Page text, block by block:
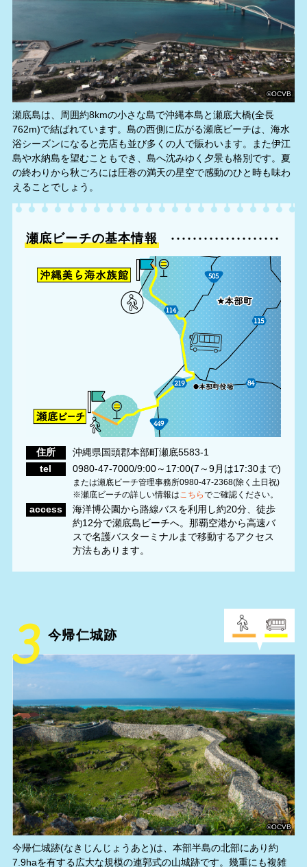
©OCVB
瀬底島は、周囲約8kmの小さな島で沖縄本島と瀬底大橋(全長
762m)で結ばれています。島の西側に広がる瀬底ビーチは、海水
浴シーズンになると売店も並び多くの人で賑わいます。また伊江
島や水納島を望むこともでき、島へ沈みゆく夕景も格別です。夏
の終わりから秋ごろには圧巻の満天の星空で感動のひと時も味わ
えることでしょう。
瀬底ビーチの基本情報
住所
沖縄県国頭郡本部町瀬底5583-1
tel
0980-47-7000/9:00～17:00(7～9月は17:30まで)
または瀬底ビーチ管理事務所0980-47-2368(除く土日祝)
※瀬底ビーチの詳しい情報はこちらでご確認ください。
access
海洋博公園から路線バスを利用し約20分、徒歩
約12分で瀬底島ビーチへ。那覇空港から高速バ
スで名護バスターミナルまで移動するアクセス
方法もあります。
今帰仁城跡
©OCVB
今帰仁城跡(なきじんじょうあと)は、本部半島の北部にあり約
7.9haを有する広大な規模の連郭式の山城跡です。幾重にも複雑